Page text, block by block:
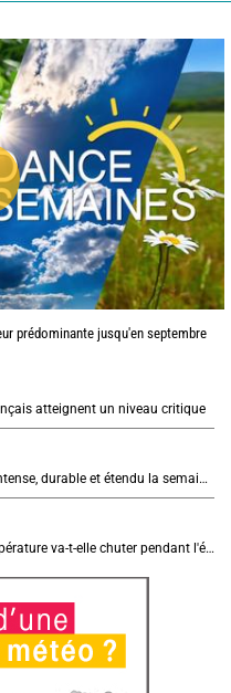
prédominante jusqu'en septembre
atteignent un niveau critique
Cinquième canicule de l’été : un épisode intense, durable et étendu la semaine prochaine
Eclipse J-6 : de combien de degrés la température va-t-elle chuter pendant l'éclipse du 12 août ?